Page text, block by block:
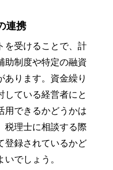
連携
を受けることで、計
助制度や特定の融資
あります。資金繰り
している経営者にと
用できるかどうかは
税理士に相談する際
登録されているかど
でしょう。